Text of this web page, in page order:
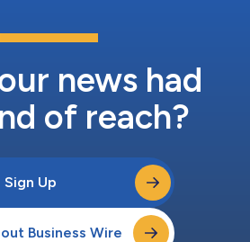
news had
of reach?
Sign Up
Business Wire